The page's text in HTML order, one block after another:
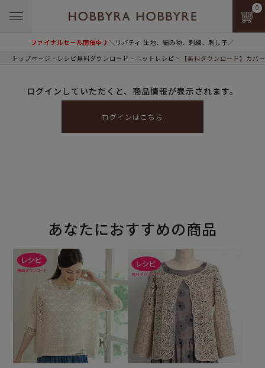
ファイナルセール開催中♪＼リバティ 生地、編み物、刺繍、刺し子／
0
トップページ レシピ無料ダウンロード ニットレシピ 【無料ダウンロード】カバ
ログインしていただくと、商品情報が表示されます。
ログインはこちら
あなたにおすすめの商品